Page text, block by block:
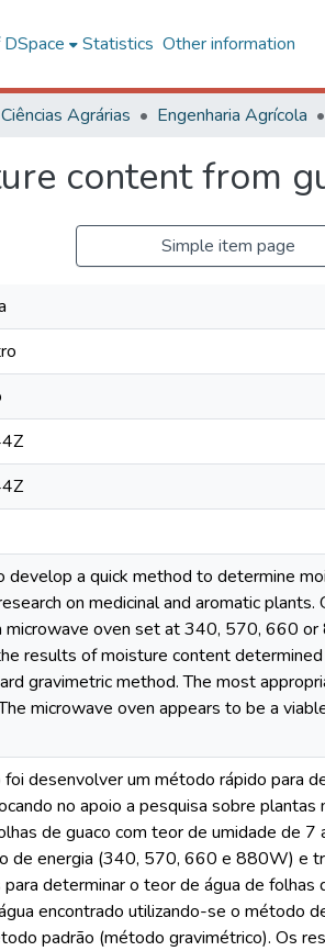
Statistics Other information
Agrárias Engenharia Agrícola
content from
Simple item page
a quick method to determine
on medicinal and aromatic
microwave oven set at 340, 570, 660
results of moisture content
gravimetric method. The most
microwave oven appears to be a
desenvolver um método rápido para
no apoio a pesquisa sobre
de guaco com teor de umidade de
de energia (340, 570, 660 e 880W) e
determinar o teor de água de
encontrado utilizando-se o método
padrão (método gravimétrico). Os